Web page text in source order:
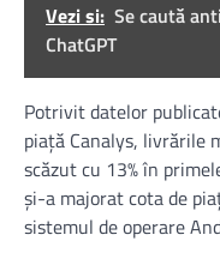
Vezi si: Se caută
ChatGPT
Potrivit datelor
piaţă Canalys, livrările
scăzut cu 13% în
şi-a majorat cota de
sistemul de operare